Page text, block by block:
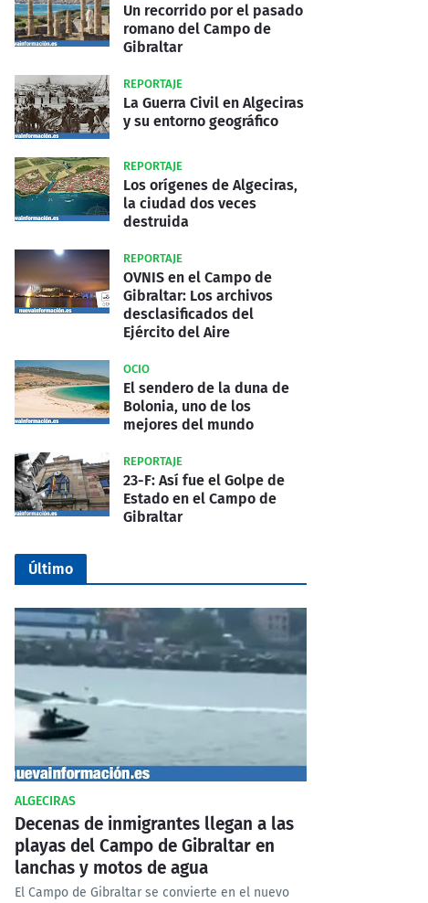
Un recorrido por el pasado
romano del Campo de
Gibraltar
REPORTAJE
La Guerra Civil en Algeciras
y su entorno geográfico
REPORTAJE
Los orígenes de Algeciras,
la ciudad dos veces
destruida
REPORTAJE
OVNIS en el Campo de
Gibraltar: Los archivos
desclasificados del
Ejército del Aire
OCIO
El sendero de la duna de
Bolonia, uno de los
mejores del mundo
REPORTAJE
23-F: Así fue el Golpe de
Estado en el Campo de
Gibraltar
Último
ALGECIRAS
Decenas de inmigrantes llegan a las
playas del Campo de Gibraltar en
lanchas y motos de agua
El Campo de Gibraltar se convierte en el nuevo